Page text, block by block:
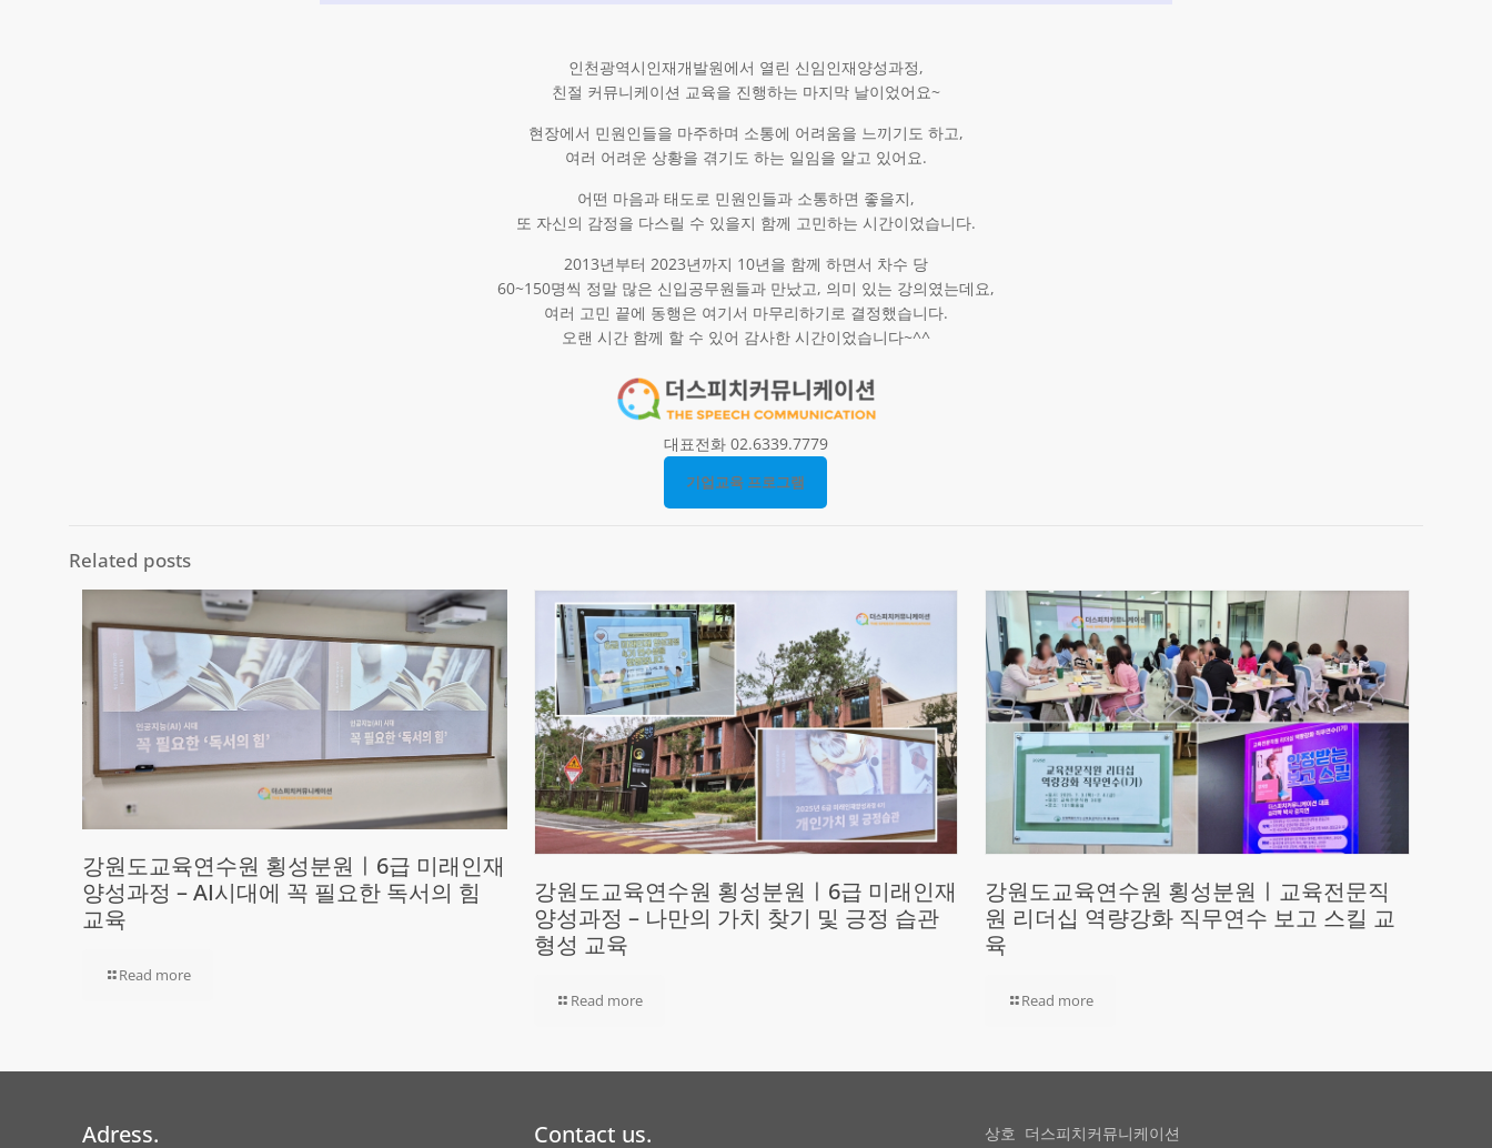
인천광역시인재개발원에서 열린 신임인재양성과정,
친절 커뮤니케이션 교육을 진행하는 마지막 날이었어요~
현장에서 민원인들을 마주하며 소통에 어려움을 느끼기도 하고,
여러 어려운 상황을 겪기도 하는 일임을 알고 있어요.
어떤 마음과 태도로 민원인들과 소통하면 좋을지,
또 자신의 감정을 다스릴 수 있을지 함께 고민하는 시간이었습니다.
2013년부터 2023년까지 10년을 함께 하면서 차수 당
60~150명씩 정말 많은 신입공무원들과 만났고, 의미 있는 강의였는데요,
여러 고민 끝에 동행은 여기서 마무리하기로 결정했습니다.
오랜 시간 함께 할 수 있어 감사한 시간이었습니다~^^
대표전화 02.6339.7779
기업교육 프로그램
Related posts
강원도교육연수원 횡성분원ㅣ6급 미래인재
양성과정 – AI시대에 꼭 필요한 독서의 힘
교육
Read more
강원도교육연수원 횡성분원ㅣ6급 미래인재
양성과정 – 나만의 가치 찾기 및 긍정 습관
형성 교육
Read more
강원도교육연수원 횡성분원ㅣ교육전문직
원 리더십 역량강화 직무연수 보고 스킬 교
육
Read more
Adress. Contact us.
상호 더스피치커뮤니케이션